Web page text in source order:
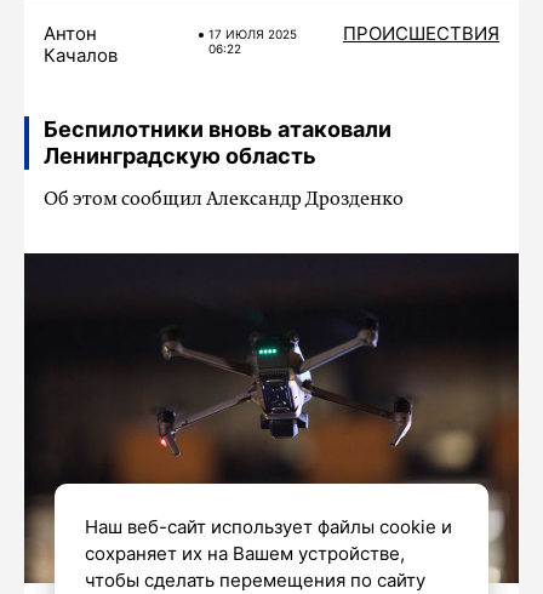
Антон
Качалов
17 ИЮЛЯ 2025
06:22
ПРОИСШЕСТВИЯ
Беспилотники вновь атаковали
Ленинградскую область
Об этом сообщил Александр Дрозденко
Наш веб-сайт использует файлы cookie и
сохраняет их на Вашем устройстве,
чтобы сделать перемещения по сайту